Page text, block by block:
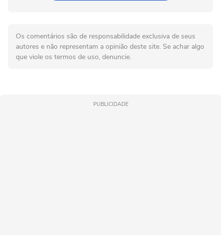
Os comentários são de responsabilidade exclusiva de seus
autores e não representam a opinião deste site. Se achar algo
que viole os termos de uso, denuncie.
PUBLICIDADE